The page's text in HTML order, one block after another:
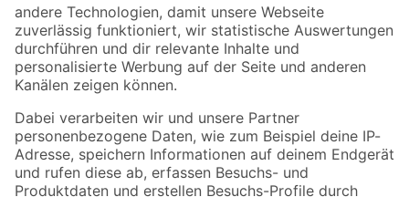
Zur Newsletter Anmeldung
Folge uns
Zahlungsarten Versandarten